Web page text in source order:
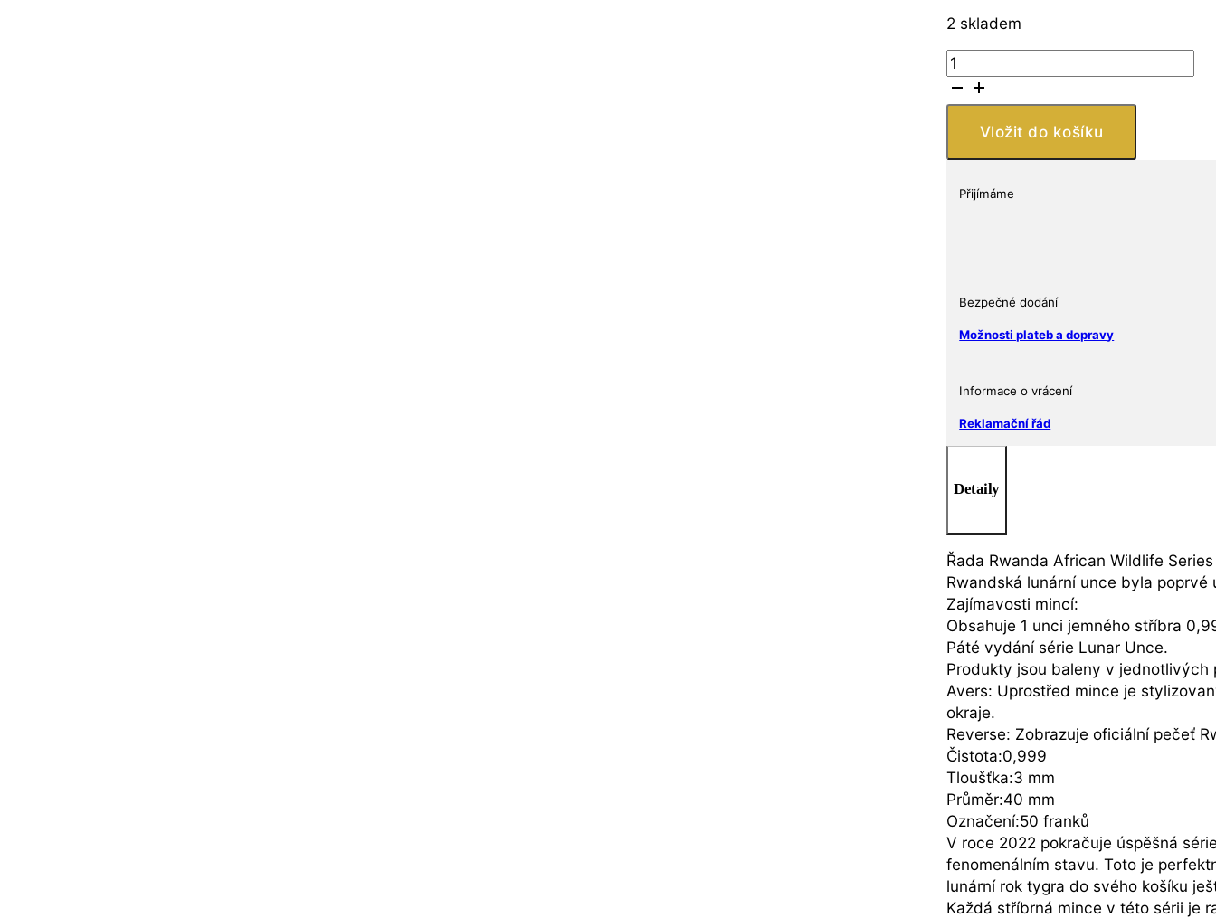
2 skladem
BH
Mayer
Kunstprageanstalt
GmbH
lunární
Rwanda
BU
Vložit do košíku
Přijímáme
Bezpečné dodání
Možnosti plateb a dopravy
Informace o vrácení
Reklamační řád
Detaily
Řada Rwanda African Wildlife
Rwandská lunární unce byla
Zajímavosti mincí:
Obsahuje 1 unci jemného stříbra
Páté vydání série Lunar Unce.
Produkty jsou baleny v
Avers: Uprostřed mince je
okraje.
Reverse: Zobrazuje oficiální pečeť
Čistota:0,999
Tloušťka:3 mm
Průměr:40 mm
Označení:50 franků
V roce 2022 pokračuje úspěšná
fenomenálním stavu. Toto je
lunární rok tygra do svého košíku
Každá stříbrná mince v této sérii je